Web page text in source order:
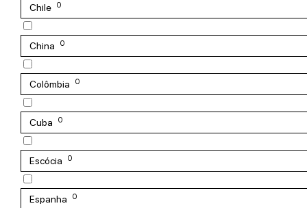
Chile 0
China 0
Colômbia 0
Cuba 0
Escócia 0
Espanha 0